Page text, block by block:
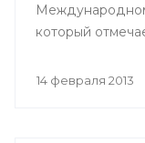
который
патронатом
14 февраля 2013